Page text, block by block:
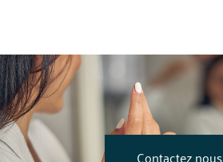
Contactez nous